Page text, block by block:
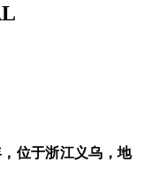
位于浙江义乌，地